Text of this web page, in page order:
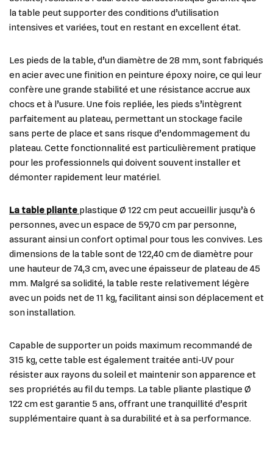
la table peut supporter des conditions d’utilisation
intensives et variées, tout en restant en excellent état.
Les pieds de la table, d’un diamètre de 28 mm, sont fabriqués
en acier avec une finition en peinture époxy noire, ce qui leur
confère une grande stabilité et une résistance accrue aux
chocs et à l’usure. Une fois repliée, les pieds s’intègrent
parfaitement au plateau, permettant un stockage facile
sans perte de place et sans risque d’endommagement du
plateau. Cette fonctionnalité est particulièrement pratique
pour les professionnels qui doivent souvent installer et
démonter rapidement leur matériel.
La table pliante plastique Ø 122 cm peut accueillir jusqu’à 6
personnes, avec un espace de 59,70 cm par personne,
assurant ainsi un confort optimal pour tous les convives. Les
dimensions de la table sont de 122,40 cm de diamètre pour
une hauteur de 74,3 cm, avec une épaisseur de plateau de 45
mm. Malgré sa solidité, la table reste relativement légère
avec un poids net de 11 kg, facilitant ainsi son déplacement et
son installation.
Capable de supporter un poids maximum recommandé de
315 kg, cette table est également traitée anti-UV pour
résister aux rayons du soleil et maintenir son apparence et
ses propriétés au fil du temps. La table pliante plastique Ø
122 cm est garantie 5 ans, offrant une tranquillité d’esprit
supplémentaire quant à sa durabilité et à sa performance.